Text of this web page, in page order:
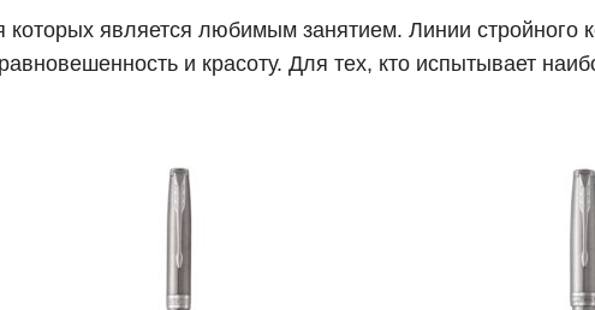
является любимым занятием. Линии
и красоту. Для тех, кто испытывает